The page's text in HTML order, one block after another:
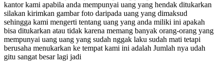
kantor kami apabila anda mempunyai uang yang hendak ditukarkan
silakan kirimkan gambar foto daripada uang yang dimaksud
sehingga kami mengerti tentang uang yang anda miliki ini apakah
bisa ditukarkan atau tidak karena memang banyak orang-orang yang
mempunyai uang uang yang sudah nggak laku sudah mati tetapi
berusaha menukarkan ke tempat kami ini adalah Jumlah nya udah
gitu sangat besar lagi jadi